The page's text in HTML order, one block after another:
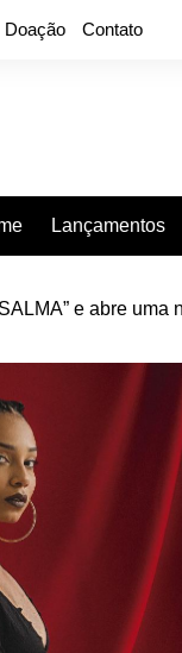
Doação Contato
Lançamentos
e abre uma
“Projeção”, de